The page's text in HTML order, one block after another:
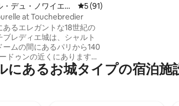
デュ・ノワイエの
レビュー91件、5つ星中5つ星
5 (91)
at Touchebredier
あるエレガントな18世紀の
レディエ城は、シャルト
ームの間にあるパリから140
ドゥンの近くにあります。
の間にあるこの場所は、
リーなミーティングに最
きます。
にあるお城タイプの宿泊